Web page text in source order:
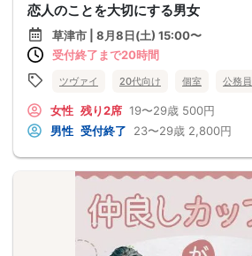
恋人のことを大切にする男女
草津市 | 8月8日(土) 15:00〜
受付終了まで20時間
ツヴァイ 20代向け 個室 公務員
女性 残り2席 19〜29歳 500円
男性 受付終了 23〜29歳 2,800円